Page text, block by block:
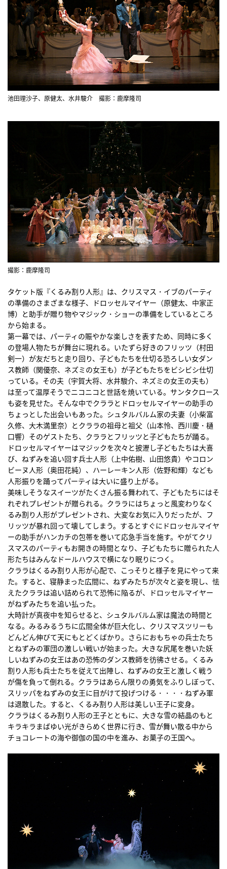
池田理沙子、原健太、水井駿介 撮影：鹿摩隆司
撮影：鹿摩隆司
タケット版『くるみ割り人形』は、クリスマス・イブのパーティ
の準備のさまざまな様子、ドロッセルマイヤー（原健太、中家正
博）と助手が贈り物やマジック・ショーの準備をしているところ
から始まる。
第一幕では、パーティの賑やかな楽しさを表すため、同時に多く
の登場人物たちが舞台に現れる。いたずら好きのフリッツ（村田
剣一）が友だちと走り回り、子どもたちを仕切る恐ろしい女ダン
ス教師（関優奈、ネズミの女王も）が子どもたちをビシビシ仕切
っている。その夫（宇賀大将、水井駿介、ネズミの女王の夫も）
は至って温厚そうでニコニコと世話を焼いている。サンタクロース
も姿を見せた。そんな中でクララとドロッセルマイヤーの助手の
ちょっとした出会いもあった。シュタルバルム家の夫妻（小柴富
久修、大木満里奈）とクララの祖母と祖父（山本怜、西川慶・樋
口響）そのゲストたち、クララとフリッツと子どもたちが踊る。
ドロッセルマイヤーはマジックを次々と披瀝し子どもたちは大喜
び、ねずみを追い回す兵士人形（上中佑樹、山田悠貴）やコロン
ビーヌ人形（奥田花純）、ハーレーキン人形（佐野和輝）なども
人形振りを踊ってパーティは大いに盛り上がる。
美味しそうなスイーツがたくさん振る舞われて、子どもたちにはそ
れぞれプレゼントが贈られる。クララにはちょっと風変わりなく
るみ割り人形がプレゼントされ、大変なお気に入りだったが、フ
リッツが暴れ回って壊してしまう。するとすぐにドロッセルマイヤ
ーの助手がハンカチの包帯を巻いて応急手当を施す。やがてクリ
スマスのパーティもお開きの時間となり、子どもたちに贈られた人
形たちはみんなドールハウスで横になり眠りにつく。
クララはくるみ割り人形が心配で、こっそりと様子を見にやって来
た。すると、寝静まった広間に、ねずみたちが次々と姿を現し、怯
えたクララは追い詰められて恐怖に陥るが、ドロッセルマイヤー
がねずみたちを追い払った。
大時計が真夜中を知らせると、シュタルバルム家は魔法の時間と
なる。みるみるうちに広間全体が巨大化し、クリスマスツリーも
どんどん伸びて天にもとどくばかり。さらにおもちゃの兵士たち
とねずみの軍団の激しい戦いが始まった。大きな尻尾を巻いた妖
しいねずみの女王はあの恐怖のダンス教師を彷彿させる。くるみ
割り人形も兵士たちを従えて出陣し、ねずみの女王と激しく戦う
が傷を負って倒れる。クララはあらん限りの勇気をふりしぼって、
スリッパをねずみの女王に目がけて投げつける・・・・ねずみ軍
は退散した。すると、くるみ割り人形は美しい王子に変身。
クララはくるみ割り人形の王子とともに、大きな雪の結晶のもと
キラキラまばゆい光がきらめく世界に行き、雪が舞い散る中から
チョコレートの海や御伽の国の中を進み、お菓子の王国へ。